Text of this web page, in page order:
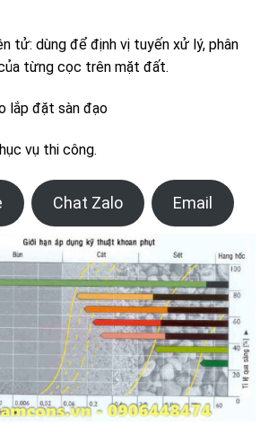
tử: dùng để định vị tuyến xử lý, phân
từng cọc trên mặt đất.
lắp đặt sàn đạo
vụ thi công.
Chat Zalo Email